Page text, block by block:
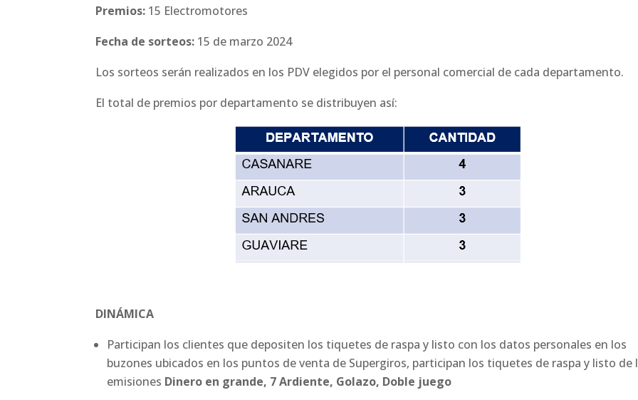
Premios: 15 Electromotores
Fecha de sorteos: 15 de marzo 2024
Los sorteos serán realizados en los PDV elegidos por el personal comercial de cada departamento.
El total de premios por departamento se distribuyen así:
DINÁMICA
Participan los clientes que depositen los tiquetes de raspa y listo con los datos personales en los
buzones ubicados en los puntos de venta de Supergiros, participan los tiquetes de raspa y listo de
emisiones Dinero en grande, 7 Ardiente, Golazo, Doble juego